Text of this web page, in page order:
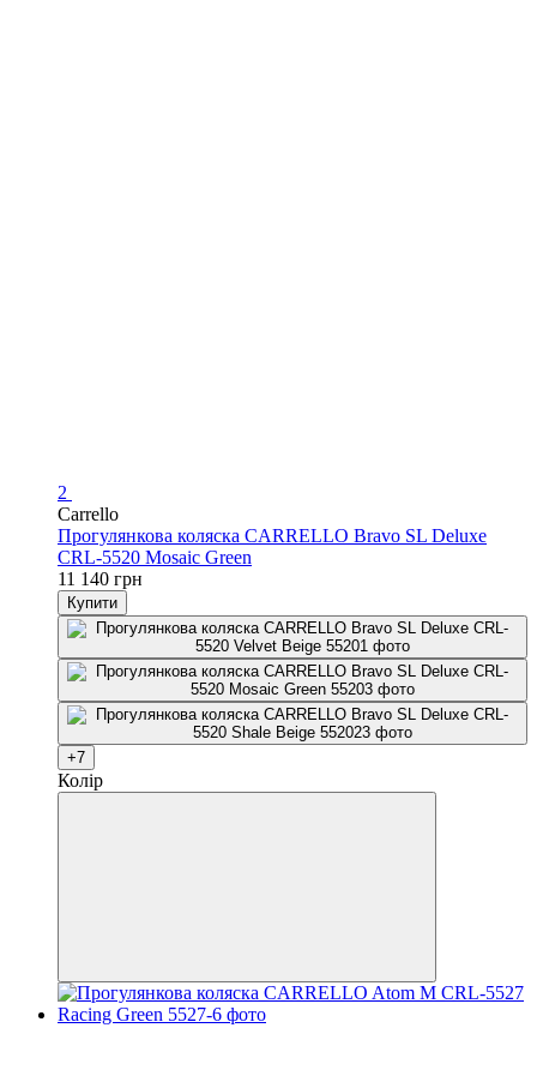
2
Carrello
Прогулянкова коляска CARRELLO Bravo SL Deluxe
CRL-5520 Mosaic Green
11 140 грн
Купити
+7
Колір